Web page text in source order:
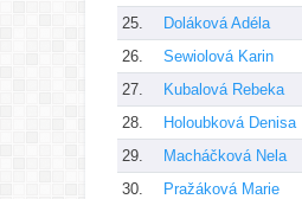
25.
Doláková Adéla
26.
Sewiolová Karin
27.
Kubalová Rebeka
28.
Holoubková Denisa
29.
Macháčková Nela
30.
Pražáková Marie